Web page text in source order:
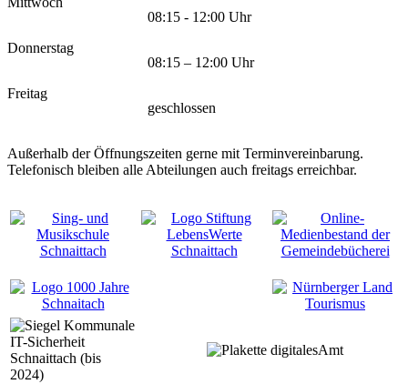
08:15 - 12:00 Uhr
Donnerstag
08:15 – 12:00 Uhr
Freitag
geschlossen
Außerhalb der Öffnungszeiten gerne mit Terminvereinbarung.
Telefonisch bleiben alle Abteilungen auch freitags erreichbar.